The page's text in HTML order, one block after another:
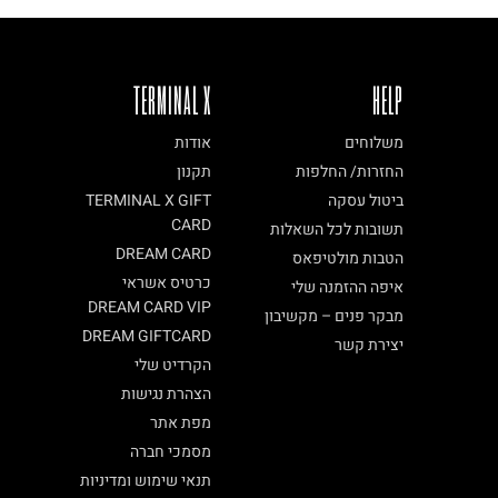
TERMINAL X
אודות
תקנון
TERMINAL X GIFT
CARD
DREAM CARD
כרטיס אשראי
DREAM CARD VIP
DREAM GIFTCARD
הקרדיט שלי
הצהרת נגישות
מפת אתר
מסמכי חברה
תנאי שימוש ומדיניות
HELP
משלוחים
החזרות/ החלפות
ביטול עסקה
תשובות לכל השאלות
הטבות מולטיפאס
איפה ההזמנה שלי
מבקר פנים – מקשיבון
יצירת קשר